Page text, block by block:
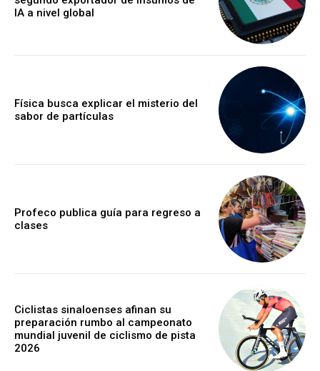
IA a nivel global
Física busca explicar el misterio del
sabor de partículas
Profeco publica guía para regreso a
clases
Ciclistas sinaloenses afinan su
preparación rumbo al campeonato
mundial juvenil de ciclismo de pista
2026